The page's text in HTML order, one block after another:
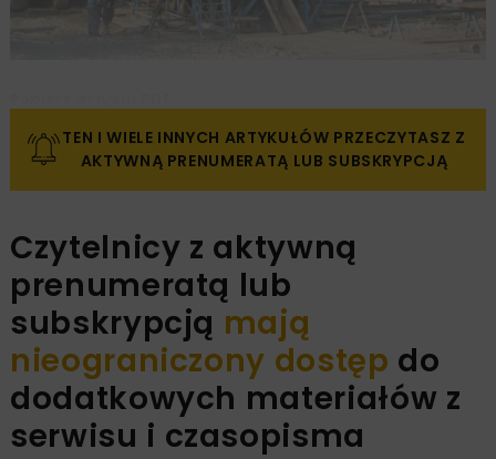
TEN I WIELE INNYCH ARTYKUŁÓW PRZECZYTASZ Z
AKTYWNĄ PRENUMERATĄ LUB SUBSKRYPCJĄ
Czytelnicy z aktywną
prenumeratą lub
subskrypcją mają
nieograniczony dostęp do
dodatkowych materiałów z
serwisu i czasopisma